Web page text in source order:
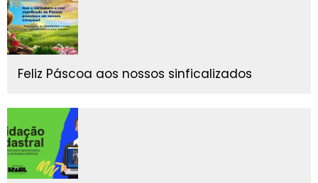
Feliz Páscoa aos nossos sinficalizados